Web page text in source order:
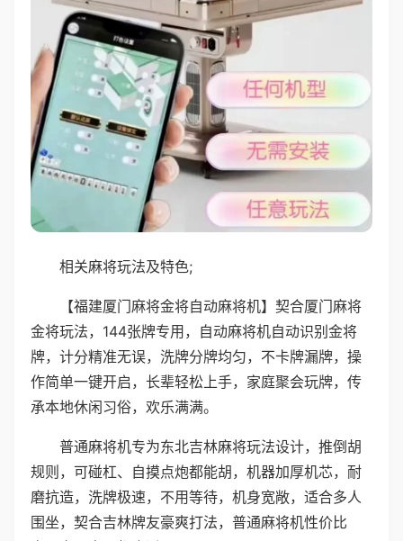
相关麻将玩法及特色;
【福建厦门麻将金将自动麻将机】契合厦门麻将
金将玩法，144张牌专用，自动麻将机自动识别金将
牌，计分精准无误，洗牌分牌均匀，不卡牌漏牌，操
作简单一键开启，长辈轻松上手，家庭聚会玩牌，传
承本地休闲习俗，欢乐满满。
普通麻将机专为东北吉林麻将玩法设计，推倒胡
规则，可碰杠、自摸点炮都能胡，机器加厚机芯，耐
磨抗造，洗牌极速，不用等待，机身宽敞，适合多人
围坐，契合吉林牌友豪爽打法，普通麻将机性价比